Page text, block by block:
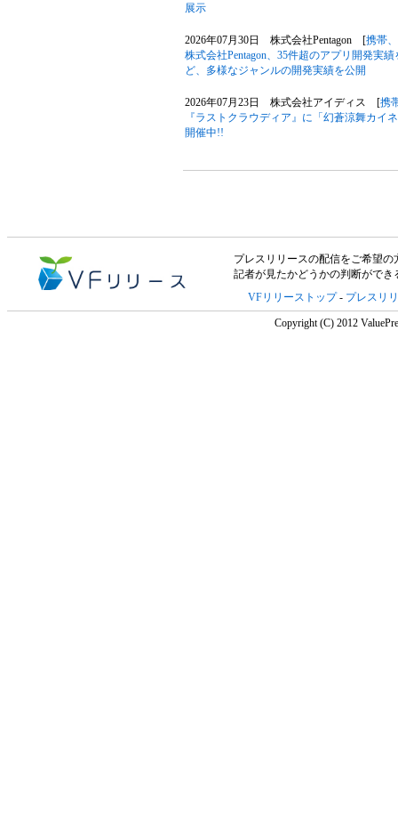
展示
2026年07月30日 株式会社Pentagon [携帯
株式会社Pentagon、35件超のアプリ開発実
ど、多様なジャンルの開発実績を公開
2026年07月23日 株式会社アイディス [携
『ラストクラウディア』に「幻蒼涼舞カイ
開催中!!
プレスリリースの配信をご希望の
記者が見たかどうかの判断がで
VFリリーストップ- プレスリ
Copyright (C) 2012